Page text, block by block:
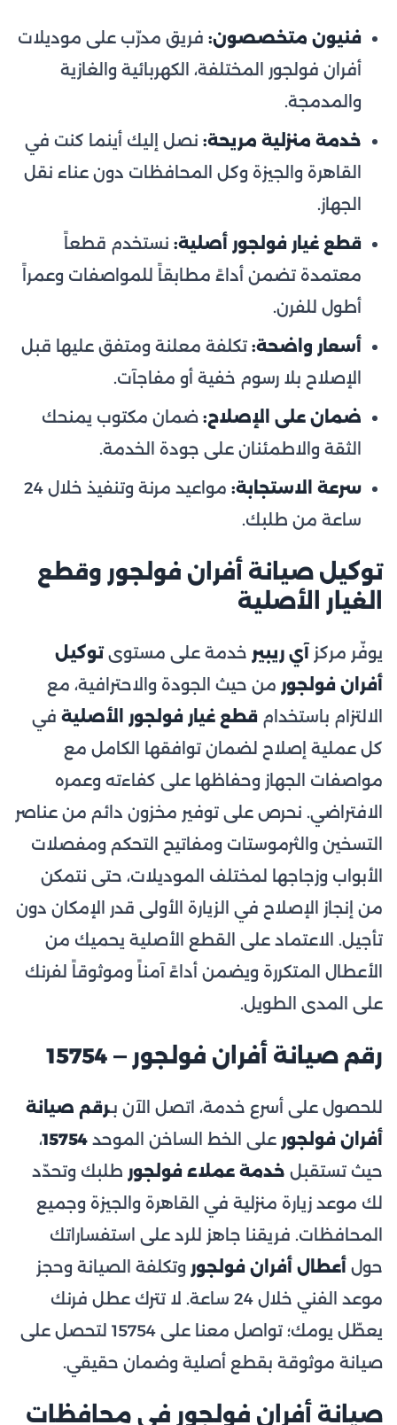
فنيون متخصصون: فريق مدرّب على موديلات
أفران فولجور المختلفة، الكهربائية والغازية
والمدمجة.
خدمة منزلية مريحة: نصل إليك أينما كنت في
القاهرة والجيزة وكل المحافظات دون عناء نقل
الجهاز.
قطع غيار فولجور أصلية: نستخدم قطعاً
معتمدة تضمن أداءً مطابقاً للمواصفات وعمراً
أطول للفرن.
أسعار واضحة: تكلفة معلنة ومتفق عليها قبل
الإصلاح بلا رسوم خفية أو مفاجآت.
ضمان على الإصلاح: ضمان مكتوب يمنحك
الثقة والاطمئنان على جودة الخدمة.
سرعة الاستجابة:
مواعيد مرنة وتنفيذ خلال 24
ساعة من طلبك.
توكيل صيانة أفران فولجور وقطع
الغيار الأصلية
يوفّر مركز آي ريبير خدمة على مستوىتوكيل
أفران فولجور من حيث الجودة والاحترافية، مع
الالتزام باستخدام قطع غيار فولجور الأصلية في
كل عملية إصلاح لضمان توافقها الكامل مع
مواصفات الجهاز وحفاظها على كفاءته وعمره
الافتراضي. نحرص على توفير مخزون دائم من عناصر
التسخين والثرموستات ومفاتيح التحكم ومفصلات
الأبواب وزجاجها لمختلف الموديلات، حتى نتمكن
من إنجاز الإصلاح في الزيارة الأولى قدر الإمكان دون
تأجيل. الاعتماد على القطع الأصلية يحميك من
الأعطال المتكررة ويضمن أداءً آمناً وموثوقاً لفرنك
على المدى الطويل.
رقم صيانة أفران فولجور — 15754
للحصول على أسرع خدمة، اتصل الآن بـرقم صيانة
أفران فولجور على الخط الساخن الموحد 15754،
حيث تستقبل خدمة عملاء فولجور طلبك وتحدّد
لك موعد زيارة منزلية في القاهرة والجيزة وجميع
المحافظات. فريقنا جاهز للرد على استفساراتك
حول أعطال أفران فولجور وتكلفة الصيانة وحجز
موعد الفني خلال 24 ساعة. لا تترك عطل فرنك
يعطّل يومك؛ تواصل معنا على 15754 لتحصل على
صيانة موثوقة بقطع أصلية وضمان حقيقي.
صيانة أفران فولجور في محافظات